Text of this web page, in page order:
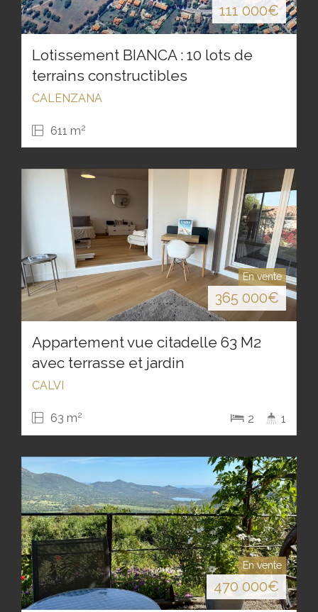
111 000€
Lotissement BIANCA : 10 lots de
terrains constructibles
CALENZANA
611 m2
En vente
365 000€
Appartement vue citadelle 63 M2
avec terrasse et jardin
CALVI
63 m2 2 1
En vente
470 000€